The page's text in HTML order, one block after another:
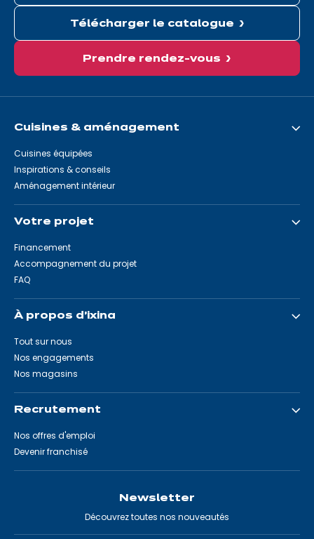
Télécharger le catalogue
Prendre rendez-vous
Cuisines & aménagement
Cuisines équipées
Inspirations & conseils
Aménagement intérieur
Votre projet
Financement
Accompagnement du projet
FAQ
À propos d'ixina
Tout sur nous
Nos engagements
Nos magasins
Recrutement
Nos offres d'emploi
Devenir franchisé
Newsletter
Découvrez toutes nos nouveautés